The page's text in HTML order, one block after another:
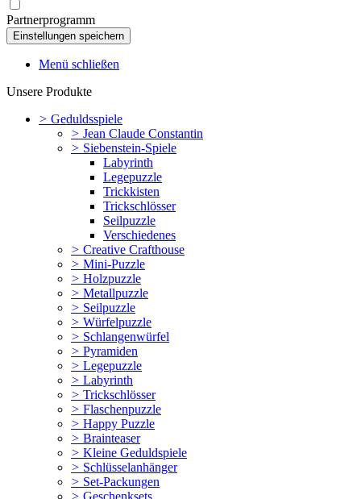
Partnerprogramm
Menü schließen
Unsere Produkte
> Geduldsspiele
> Jean Claude Constantin
> Siebenstein-Spiele
Labyrinth
Legepuzzle
Trickkisten
Trickschlösser
Seilpuzzle
Verschiedenes
> Creative Crafthouse
> Mini-Puzzle
> Holzpuzzle
> Metallpuzzle
> Seilpuzzle
> Würfelpuzzle
> Schlangenwürfel
> Pyramiden
> Legepuzzle
> Labyrinth
> Trickschlösser
> Flaschenpuzzle
> Happy Puzzle
> Brainteaser
> Kleine Geduldspiele
> Schlüsselanhänger
> Set-Packungen
> Geschenksets